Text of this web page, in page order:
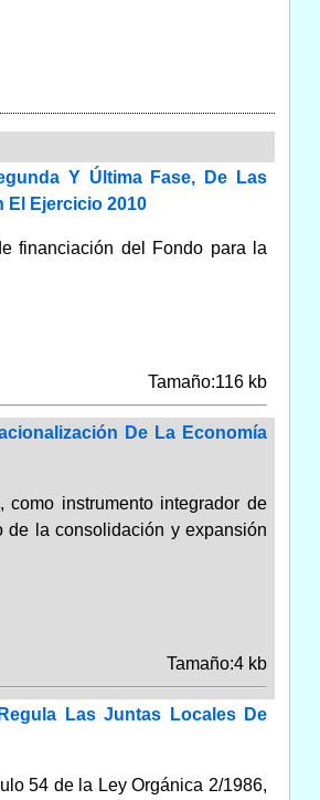
Y Última Fase, De Las
El Ejercicio 2010
financiación del Fondo para la
Tamaño:116 kb
De La Economía
instrumento integrador de
de la consolidación y expansión
Tamaño:4 kb
Las Juntas Locales De
54 de la Ley Orgánica 2/1986,